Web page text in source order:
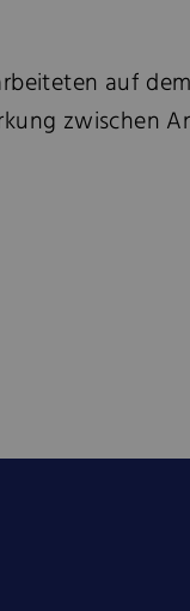
auf
zwischen